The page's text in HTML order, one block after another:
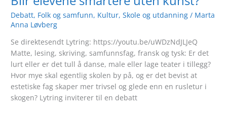
Debatt, Folk og samfunn, Kultur,Skole og utdanning / Marta
Anna Løvberg
Se direktesendt Lytring: https://youtu.be/uWDzNdJLJeQ
Matte, lesing, skriving, samfunnsfag, fransk og tysk: Er det
lurt eller er det tull å danse, male eller lage teater i tillegg?
Hvor mye skal egentlig skolen by på, og er det bevist at
estetiske fag skaper mer trivsel og glede enn en rusletur i
skogen? Lytring inviterer til en debatt